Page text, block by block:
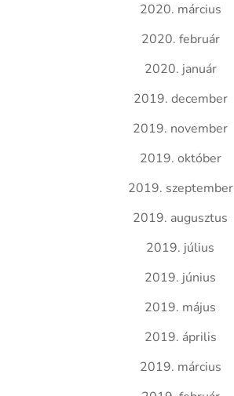
2020. március
2020. február
2020. január
2019. december
2019. november
2019. október
2019. szeptember
2019. augusztus
2019. július
2019. június
2019. május
2019. április
2019. március